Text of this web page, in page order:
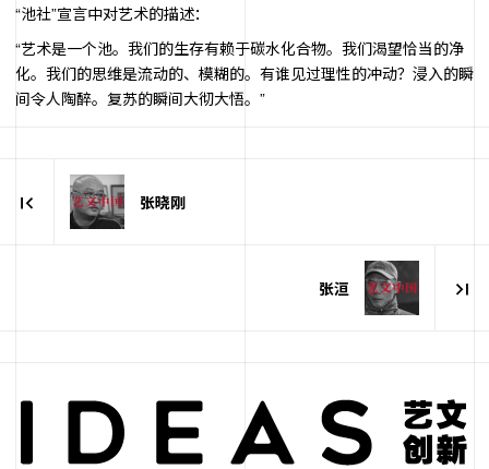
“池社”宣言中对艺术的描述：
“艺术是一个池。我们的生存有赖于碳水化合物。我们渴望恰当的净
化。我们的思维是流动的、模糊的。有谁见过理性的冲动？浸入的瞬
间令人陶醉。复苏的瞬间大彻大悟。”
张晓刚
张洹